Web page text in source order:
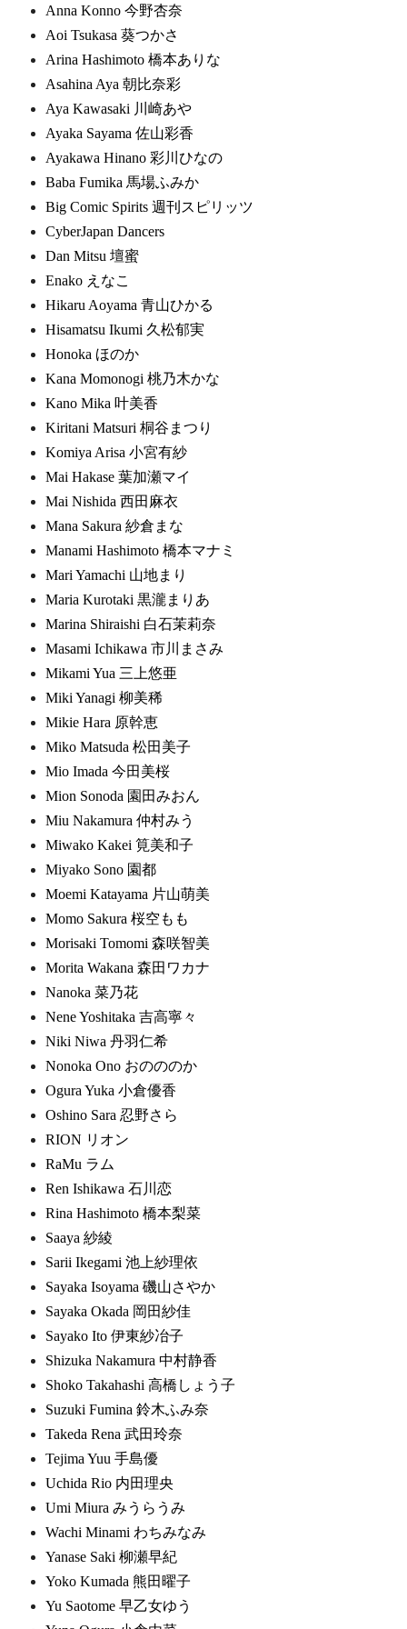
Anna Konno 今野杏奈
Aoi Tsukasa 葵つかさ
Arina Hashimoto 橋本ありな
Asahina Aya 朝比奈彩
Aya Kawasaki 川崎あや
Ayaka Sayama 佐山彩香
Ayakawa Hinano 彩川ひなの
Baba Fumika 馬場ふみか
Big Comic Spirits 週刊スピリッツ
CyberJapan Dancers
Dan Mitsu 壇蜜
Enako えなこ
Hikaru Aoyama 青山ひかる
Hisamatsu Ikumi 久松郁実
Honoka ほのか
Kana Momonogi 桃乃木かな
Kano Mika 叶美香
Kiritani Matsuri 桐谷まつり
Komiya Arisa 小宮有紗
Mai Hakase 葉加瀬マイ
Mai Nishida 西田麻衣
Mana Sakura 紗倉まな
Manami Hashimoto 橋本マナミ
Mari Yamachi 山地まり
Maria Kurotaki 黒瀧まりあ
Marina Shiraishi 白石茉莉奈
Masami Ichikawa 市川まさみ
Mikami Yua 三上悠亜
Miki Yanagi 柳美稀
Mikie Hara 原幹恵
Miko Matsuda 松田美子
Mio Imada 今田美桜
Mion Sonoda 園田みおん
Miu Nakamura 仲村みう
Miwako Kakei 筧美和子
Miyako Sono 園都
Moemi Katayama 片山萌美
Momo Sakura 桜空もも
Morisaki Tomomi 森咲智美
Morita Wakana 森田ワカナ
Nanoka 菜乃花
Nene Yoshitaka 吉高寧々
Niki Niwa 丹羽仁希
Nonoka Ono おのののか
Ogura Yuka 小倉優香
Oshino Sara 忍野さら
RION リオン
RaMu ラム
Ren Ishikawa 石川恋
Rina Hashimoto 橋本梨菜
Saaya 紗綾
Sarii Ikegami 池上紗理依
Sayaka Isoyama 磯山さやか
Sayaka Okada 岡田紗佳
Sayako Ito 伊東紗冶子
Shizuka Nakamura 中村静香
Shoko Takahashi 高橋しょう子
Suzuki Fumina 鈴木ふみ奈
Takeda Rena 武田玲奈
Tejima Yuu 手島優
Uchida Rio 内田理央
Umi Miura みうらうみ
Wachi Minami わちみなみ
Yanase Saki 柳瀬早紀
Yoko Kumada 熊田曜子
Yu Saotome 早乙女ゆう